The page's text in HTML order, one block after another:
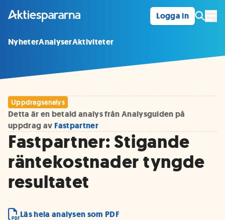
Logga in
NyheterAnalyserAktiviteter
Uppdragsanalys
Detta är en betald analys från Analysguiden på
uppdrag av Fastpartner
Fastpartner: Stigande
räntekostnader tyngde
resultatet
Läs hela analysen som PDF